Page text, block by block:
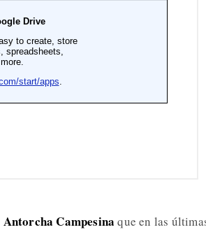
Antorcha Campesina que en las